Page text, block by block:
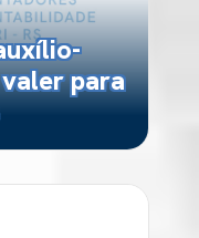
para